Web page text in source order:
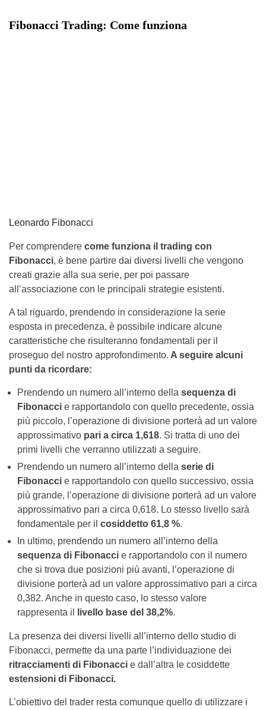
Fibonacci Trading: Come funziona
Leonardo Fibonacci
Per comprendere come funziona il trading con
Fibonacci, è bene partire dai diversi livelli che vengono
creati grazie alla sua serie, per poi passare
all’associazione con le principali strategie esistenti.
A tal riguardo, prendendo in considerazione la serie
esposta in precedenza, è possibile indicare alcune
caratteristiche che risulteranno fondamentali per il
proseguo del nostro approfondimento. A seguire alcuni
punti da ricordare:
Prendendo un numero all’interno della sequenza di
Fibonacci e rapportandolo con quello precedente, ossia
più piccolo, l’operazione di divisione porterà ad un valore
approssimativo pari a circa 1,618. Si tratta di uno dei
primi livelli che verranno utilizzati a seguire.
Prendendo un numero all’interno della serie di
Fibonacci e rapportandolo con quello successivo, ossia
più grande, l’operazione di divisione porterà ad un valore
approssimativo pari a circa 0,618. Lo stesso livello sarà
fondamentale per il cosiddetto 61,8 %.
In ultimo, prendendo un numero all’interno della
sequenza di Fibonacci e rapportandolo con il numero
che si trova due posizioni più avanti, l’operazione di
divisione porterà ad un valore approssimativo pari a circa
0,382. Anche in questo caso, lo stesso valore
rappresenta il
livello base del 38,2%.
La presenza dei diversi livelli all’interno dello studio di
Fibonacci, permette da una parte l’individuazione dei
ritracciamenti di Fibonacci e dall’altra le cosiddette
estensioni di Fibonacci.
L’obiettivo del trader resta comunque quello di utilizzare i